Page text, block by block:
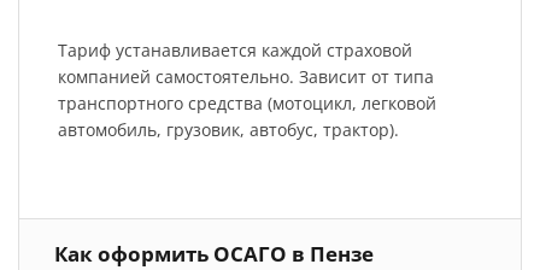
Тариф устанавливается каждой страховой
компанией самостоятельно. Зависит от типа
транспортного средства (мотоцикл, легковой
автомобиль, грузовик, автобус, трактор).
Как оформить ОСАГО в Пензе